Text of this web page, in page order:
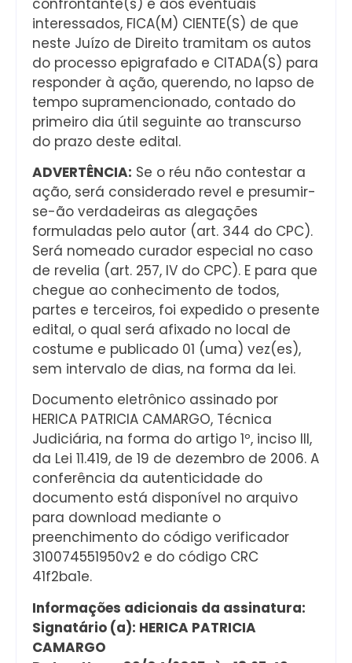
interessados, FICA(M) CIENTE(S) de que
neste Juízo de Direito tramitam os autos
do processo epigrafado e CITADA(S) para
responder à ação, querendo, no lapso de
tempo supramencionado, contado do
primeiro dia útil seguinte ao transcurso
do prazo deste edital.
ADVERTÊNCIA: Se o réu não contestar a
ação, será considerado revel e presumir-
se-ão verdadeiras as alegações
formuladas pelo autor (art. 344 do CPC).
Será nomeado curador especial no caso
de revelia (art. 257, IV do CPC). E para que
chegue ao conhecimento de todos,
partes e terceiros, foi expedido o presente
edital, o qual será afixado no local de
costume e publicado 01 (uma) vez(es),
sem intervalo de dias, na forma da lei.
Documento eletrônico assinado por
HERICA PATRICIA CAMARGO, Técnica
Judiciária, na forma do artigo 1º, inciso III,
da Lei 11.419, de 19 de dezembro de 2006. A
conferência da autenticidade do
documento está disponível no arquivo
para download mediante o
preenchimento do código verificador
310074551950v2 e do código CRC
41f2ba1e.
Informações adicionais da assinatura:
Signatário (a): HERICA PATRICIA
CAMARGO